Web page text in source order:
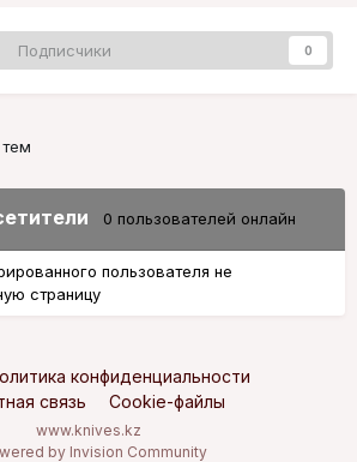
Подписчики 0
0 пользователей онлайн
пользователя не
страницу
конфиденциальности
связь
Cookie-файлы
www.knives.kz
by Invision Community